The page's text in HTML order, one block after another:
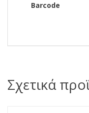
Barcode
Σχετικά